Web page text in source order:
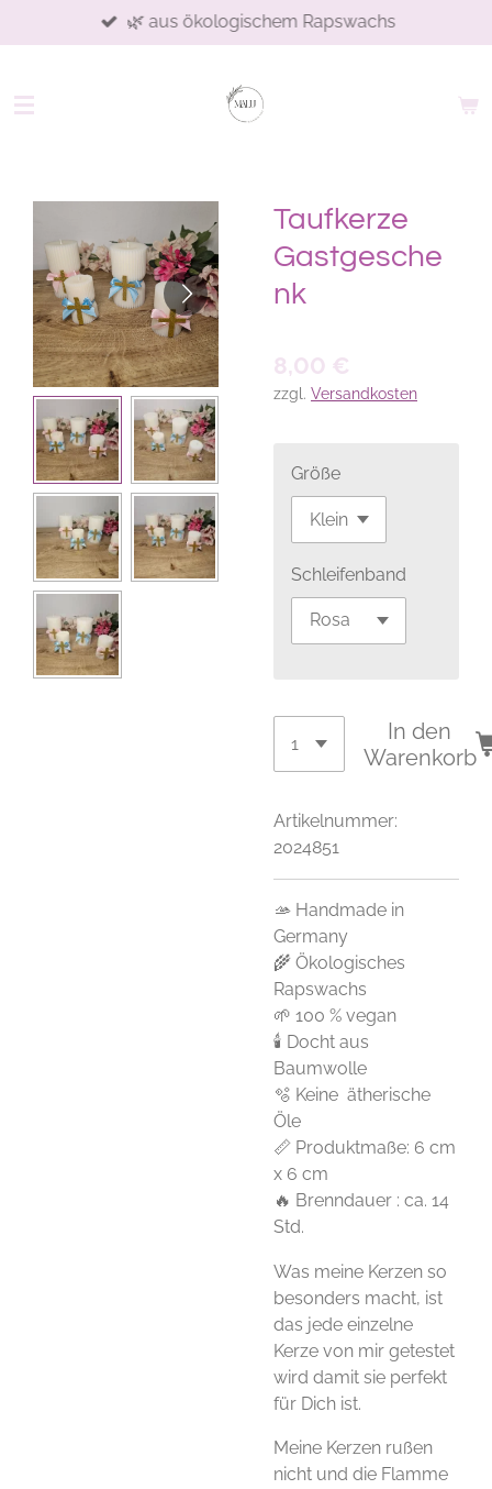
Hauptinhalt
🌿 aus ökologischem Rapswachs
Taufkerze
Gastgesche
nk
8,00 €
zzgl. Versandkosten
Größe
Schleifenband
In den
Warenkorb
Artikelnummer:
2024851
🫴 Handmade in
Germany
🌾 Ökologisches
Rapswachs
🌱 100 % vegan
🕯 Docht aus
Baumwolle
🫧 Keine ätherische
Öle
📏 Produktmaße: 6 cm
x 6 cm
🔥 Brenndauer : ca. 14
Std.
Was meine Kerzen so
besonders macht, ist
das jede einzelne
Kerze von mir getestet
wird damit sie perfekt
für Dich ist.
Meine Kerzen rußen
nicht und die Flamme